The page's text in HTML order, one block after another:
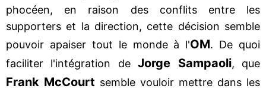
phocéen, en raison des conflits entre les
supporters et la direction, cette décision semble
pouvoir apaiser tout le monde à l'OM. De quoi
faciliter l'intégration deJorge Sampaoli, que
Frank McCourt semble vouloir mettre dans les